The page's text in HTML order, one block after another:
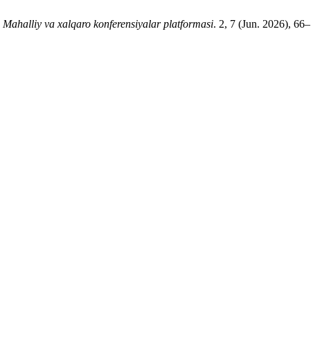
Mahalliy va xalqaro konferensiyalar platformasi. 2, 7 (Jun. 2026), 66–